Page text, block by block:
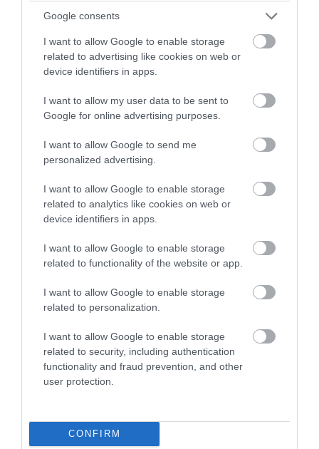
Google consents
I want to allow Google to enable storage
related to advertising like cookies on web or
device identifiers in apps.
I want to allow my user data to be sent to
Google for online advertising purposes.
I want to allow Google to send me
personalized advertising.
I want to allow Google to enable storage
related to analytics like cookies on web or
device identifiers in apps.
I want to allow Google to enable storage
related to functionality of the website or app.
I want to allow Google to enable storage
related to personalization.
I want to allow Google to enable storage
related to security, including authentication
functionality and fraud prevention, and other
user protection.
CONFIRM
PRONEWS.GR /ΑΓΡΙΑ ΖΩΗ
Η ακραία ζέστη «κτύπησε» τον
ζωολογικό κήπο του Τόκιο: Νεκρά τρία
θηλυκά λιοντάρια
04.08.2026 | 13:46
PRONEWS.GR /ΑΓΡΙΑ ΖΩΗ
Αυτό είναι το μεγαλύτερο ψάρι γλυκού
νερού του Αμαζονίου: Έχει μήκος έως
(βίντεο)